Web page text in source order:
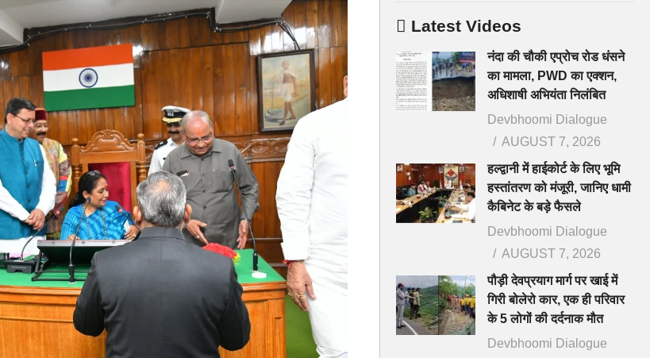
Latest Videos
नंदा की चौकी एप्रोच रोड धंसने
का मामला, PWD का एक्शन,
अधिशाषी अभियंता निलंबित
Devbhoomi Dialogue
AUGUST 7, 2026
हल्द्वानी में हाईकोर्ट के लिए भूमि
हस्तांतरण को मंजूरी, जानिए धामी
कैबिनेट के बड़े फैसले
Devbhoomi Dialogue
AUGUST 7, 2026
पौड़ी देवप्रयाग मार्ग पर खाई में
गिरी बोलेरो कार, एक ही परिवार
के 5 लोगों की दर्दनाक मौत
Devbhoomi Dialogue